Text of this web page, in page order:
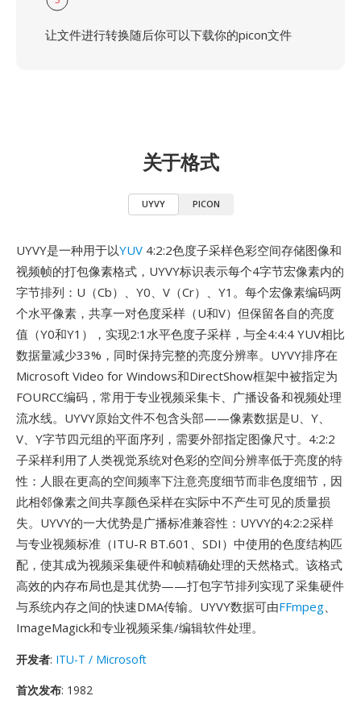
让文件进行转换随后你可以下载你的picon文件
关于格式
UYVY PICON
UYVY是一种用于以YUV 4:2:2色度子采样色彩空间存储图像和
视频帧的打包像素格式，UYVY标识表示每个4字节宏像素内的
字节排列：U（Cb）、Y0、V（Cr）、Y1。每个宏像素编码两
个水平像素，共享一对色度采样（U和V）但保留各自的亮度
值（Y0和Y1），实现2:1水平色度子采样，与全4:4:4 YUV相比
数据量减少33%，同时保持完整的亮度分辨率。UYVY排序在
Microsoft Video for Windows和DirectShow框架中被指定为
FOURCC编码，常用于专业视频采集卡、广播设备和视频处理
流水线。UYVY原始文件不包含头部——像素数据是U、Y、
V、Y字节四元组的平面序列，需要外部指定图像尺寸。4:2:2
子采样利用了人类视觉系统对色彩的空间分辨率低于亮度的特
性：人眼在更高的空间频率下注意亮度细节而非色度细节，因
此相邻像素之间共享颜色采样在实际中不产生可见的质量损
失。UYVY的一大优势是广播标准兼容性：UYVY的4:2:2采样
与专业视频标准（ITU-R BT.601、SDI）中使用的色度结构匹
配，使其成为视频采集硬件和帧精确处理的天然格式。该格式
高效的内存布局也是其优势——打包字节排列实现了采集硬件
与系统内存之间的快速DMA传输。UYVY数据可由FFmpeg、
ImageMagick和专业视频采集/编辑软件处理。
开发者: ITU-T / Microsoft
首次发布: 1982